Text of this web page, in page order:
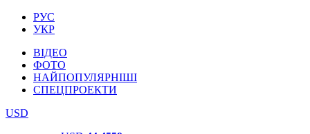
РУС
УКР
ВІДЕО
ФОТО
НАЙПОПУЛЯРНІШІ
СПЕЦПРОЕКТИ
USD